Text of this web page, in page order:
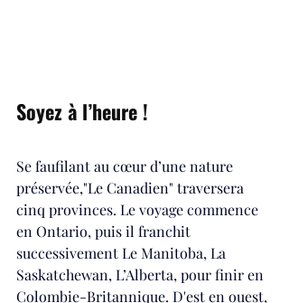
Soyez à l’heure !
Se faufilant au cœur d’une nature
préservée,"Le Canadien" traversera
cinq provinces. Le voyage commence
en Ontario, puis il franchit
successivement Le Manitoba, La
Saskatchewan, L’Alberta, pour finir en
Colombie-Britannique. D'est en ouest,